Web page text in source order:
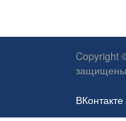
Copyright
ВКонтакте